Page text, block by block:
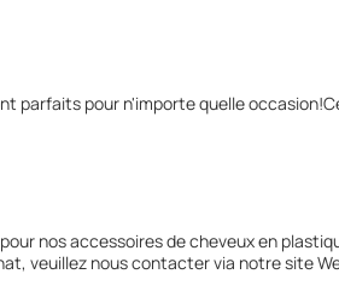
parfaits pour n'importe quelle
nos accessoires de cheveux en
veuillez nous contacter via notre site